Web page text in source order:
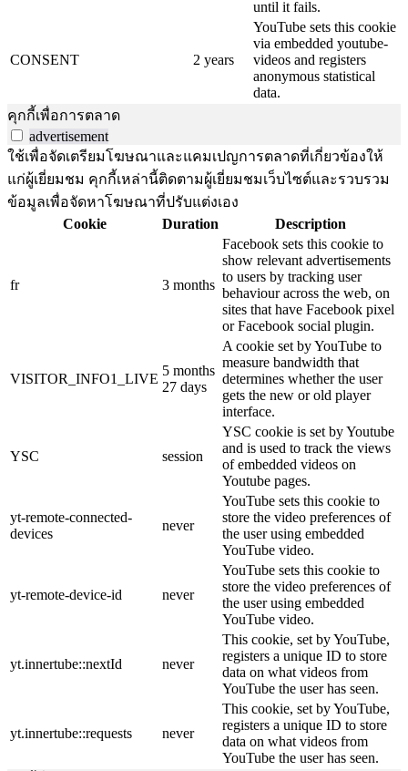
until it fails.
CONSENT 2 years
YouTube sets this cookie
via embedded youtube-
videos and registers
anonymous statistical
data.
คุกกี้เพื่อการตลาด
advertisement
ใช้เพื่อจัดเตรียมโฆษณาและแคมเปญการตลาดที่เกี่ยวข้องให้
แก่ผู้เยี่ยมชม คุกกี้เหล่านี้ติดตามผู้เยี่ยมชมเว็บไซต์และรวบรวม
ข้อมูลเพื่อจัดหาโฆษณาที่ปรับแต่งเอง
Cookie
Duration Description
fr 3 months
Facebook sets this cookie to
show relevant advertisements
to users by tracking user
behaviour across the web, on
sites that have Facebook pixel
or Facebook social plugin.
VISITOR_INFO1_LIVE
5 months
27 days
A cookie set by YouTube to
measure bandwidth that
determines whether the user
gets the new or old player
interface.
YSC session
YSC cookie is set by Youtube
and is used to track the views
of embedded videos on
Youtube pages.
yt-remote-connected-
devices
never
YouTube sets this cookie to
store the video preferences of
the user using embedded
YouTube video.
yt-remote-device-id never
YouTube sets this cookie to
store the video preferences of
the user using embedded
YouTube video.
yt.innertube::nextId never
This cookie, set by YouTube,
registers a unique ID to store
data on what videos from
YouTube the user has seen.
yt.innertube::requests never
This cookie, set by YouTube,
registers a unique ID to store
data on what videos from
YouTube the user has seen.